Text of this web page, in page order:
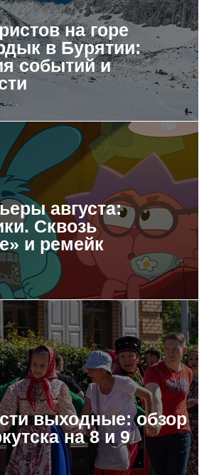
на горе
в Бурятии:
событий и
августа:
Сквозь
и ремейк
выходные: обзор
на 8 и 9